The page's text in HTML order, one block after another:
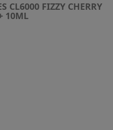
CL6000 FIZZY CHERRY
10ML